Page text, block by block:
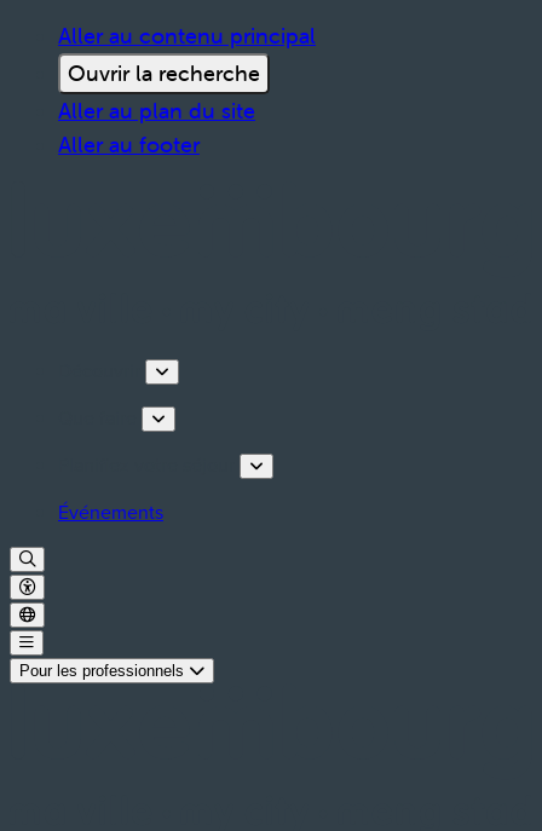
Aller au contenu principal
Ouvrir la recherche
Aller au plan du site
Aller au footer
Événements
Pour les professionnels